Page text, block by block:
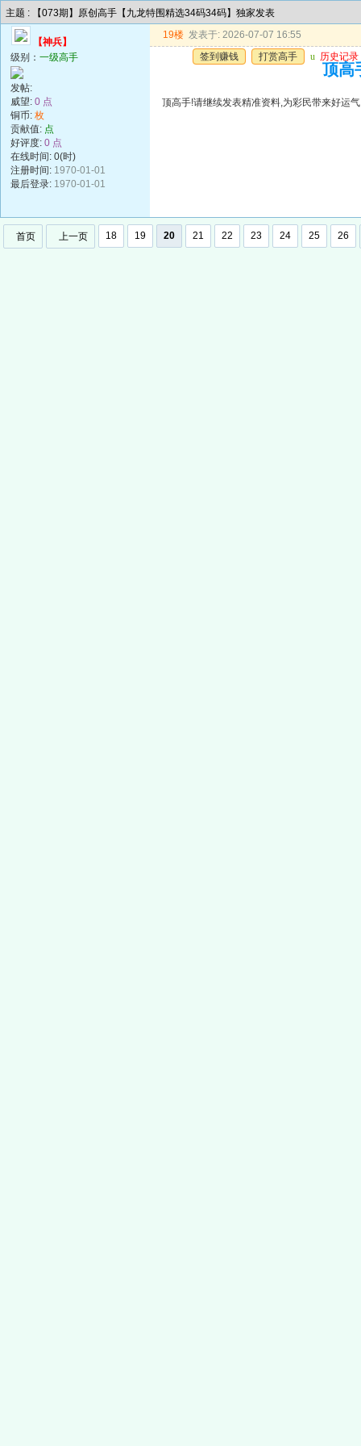
主题 : 【073期】原创高手【九龙特围精选34码34码】独家发表
【神兵】
级别： 一级高手
发帖:
威望: 0 点
铜币: 枚
贡献值: 点
好评度: 0 点
在线时间: 0(时)
注册时间: 1970-01-01
最后登录: 1970-01-01
19楼 发表于: 2026-07-07 16:55
签到赚钱
打赏高手 u 历史记录
顶高
顶高手!请继续发表精准资料,为彩民带来好运气
首页 上一页 18 19 20 21 22 23 24 25 26